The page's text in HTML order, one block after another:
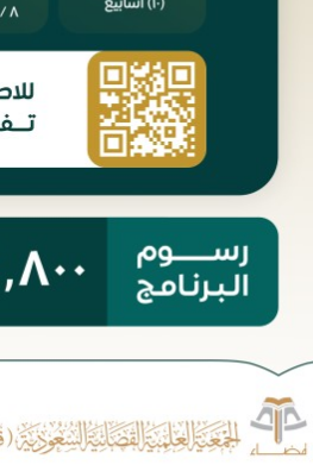
(قضاء) -ضمن سلسلة الأنظمة التي تعمل
بهذه النسخة المميزة من "نظام رسوم
وترجو أن تكون مساندة للجميـع من خلال
بهذا الملف وفهرسته وتقديمه إلى الجمعية
بن محمد اليحيى، والشيخ عبدالعزيز بن تركي
وفقهما الله.
والأفراد المتخصصين الراغبين بتقديم
والنظامية، وتستعد لذلك بكافة الخدمات